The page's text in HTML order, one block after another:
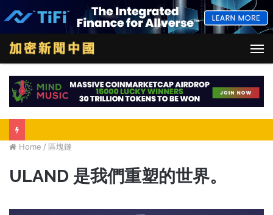
Home / 區塊鏈
ULAND 是我們重塑的世界。